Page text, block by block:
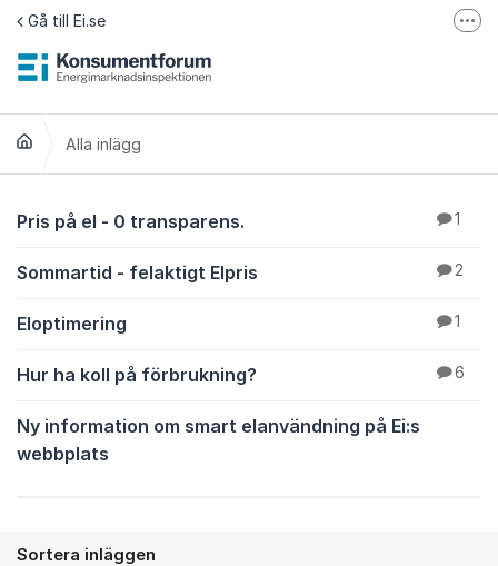
Hoppa till innehåll
Gå till Ei.se
Jämför elavtal på Elpriskollen.se
Alla inlägg
Alla inlägg
Pris på el - 0 transparens. 1
Sommartid - felaktigt Elpris 2
Eloptimering 1
Hur ha koll på förbrukning? 6
Ny information om smart elanvändning på Ei:s
webbplats
Sortera inläggen